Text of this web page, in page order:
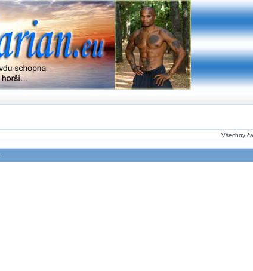
Všechny